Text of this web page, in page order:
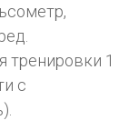
тренировки 1
с